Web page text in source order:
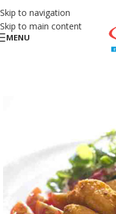
Skip to navigation
Skip to main content
MENU